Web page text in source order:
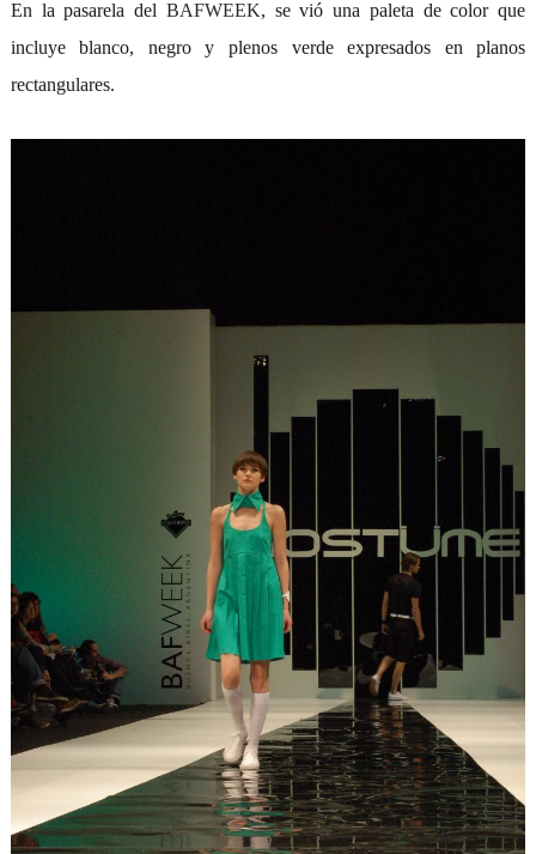
En la pasarela del BAFWEEK, se vió una paleta de color que
incluye blanco, negro y plenos verde expresados en planos
rectangulares.